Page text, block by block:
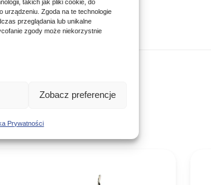
takich jak pliki cookie, do
urządzeniu. Zgoda na te technologie
przeglądania lub unikalne
zgody może niekorzystnie
Zobacz preferencje
Prywatności
Ci się spodobać